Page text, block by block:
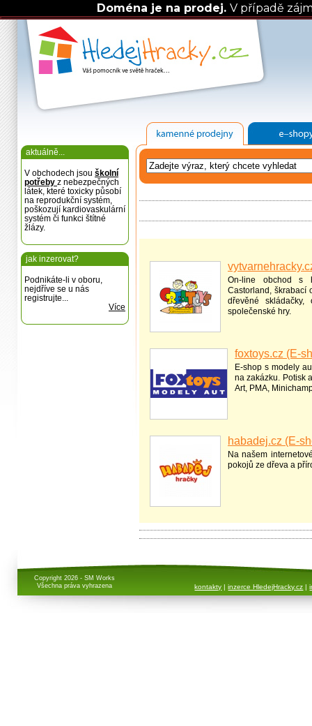
Doména je na prodej.V případě
aktuálně...
V obchodech jsou školní
potřeby z nebezpečných
látek, které toxicky působí
na reprodukční systém,
poškozují kardiovaskulární
systém či funkci štítné
žlázy.
jak inzerovat?
Podnikáte-li v oboru,
nejdříve se u nás
registrujte...
Více
On-line obchod s
Castorland, škrabací
dřevěné skládačky,
společenské hry.
foxtoys.cz (E-
E-shop s modely
na zakázku. Potisk
Art, PMA,
habadej.cz (E-
Na našem
pokojů ze dřeva a
Copyright 2026 - SM Works
Všechna práva vyhrazena
kontakty |inzerce HledejHracky.cz |